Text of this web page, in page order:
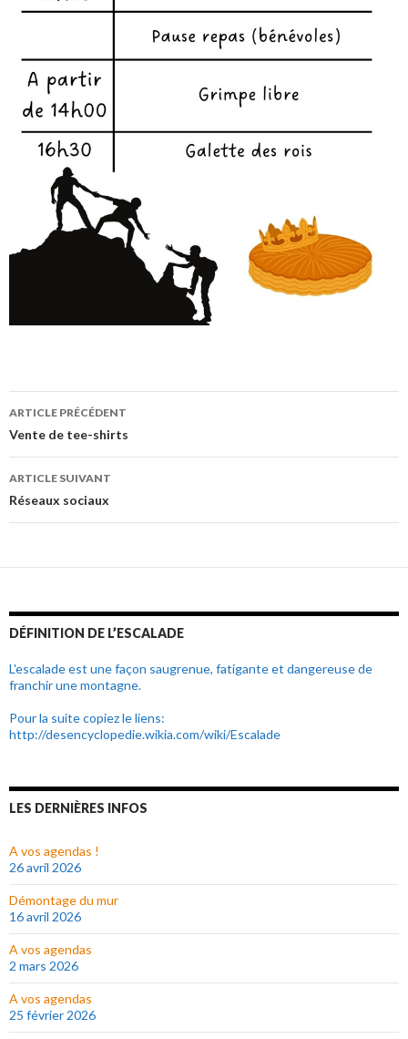
Navigation
de
l’article
ARTICLE PRÉCÉDENT
Vente de tee-shirts
ARTICLE SUIVANT
Réseaux sociaux
DÉFINITION DE L’ESCALADE
L'escalade est une façon saugrenue, fatigante et dangereuse de
franchir une montagne.
Pour la suite copiez le liens:
http://desencyclopedie.wikia.com/wiki/Escalade
LES DERNIÈRES INFOS
A vos agendas !
26 avril 2026
Démontage du mur
16 avril 2026
A vos agendas
2 mars 2026
A vos agendas
25 février 2026